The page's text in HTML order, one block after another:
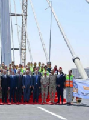
الرئيس عبد